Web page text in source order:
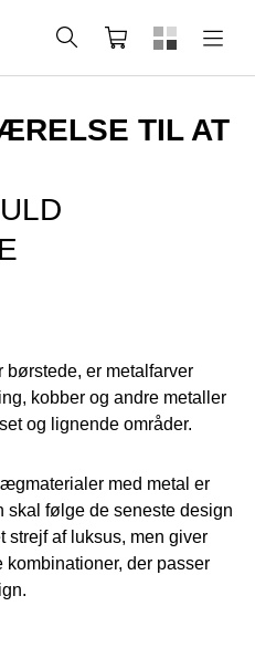
Søg Indkøbskurv
TIL AT
børstede, er metalfarver
kobber og andre metaller
og lignende områder.
med metal er
skal følge de seneste design
strejf af luksus, men giver
der passer